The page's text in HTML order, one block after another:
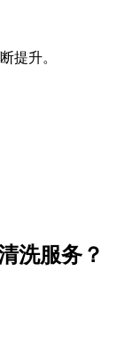
提升。
洗服务？